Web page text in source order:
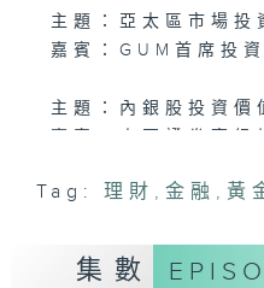
主題：亞太區市場投
嘉賓：GUM首席投
主題：內銀股投資價
Tag: 理財 ,金融 , 黃
集數